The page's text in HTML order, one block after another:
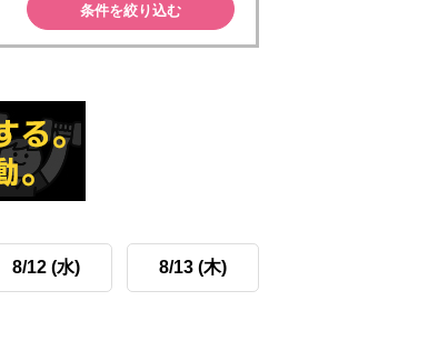
条件を絞り込む
8/12 (水) 8/13 (木)